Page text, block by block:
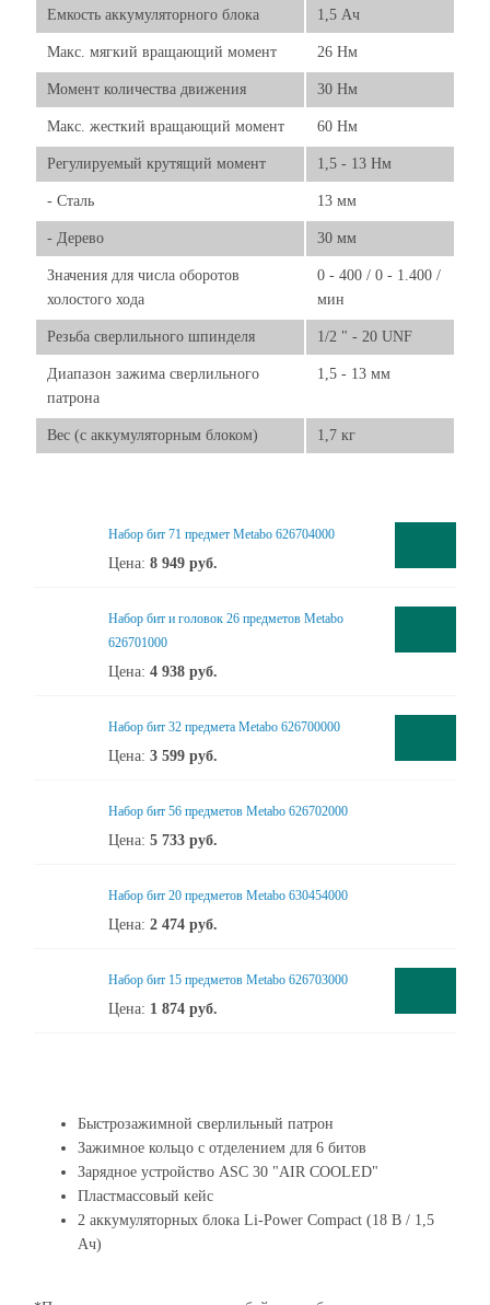
Емкость аккумуляторного блока 1,5 Ач
Макс. мягкий вращающий момент 26 Нм
Момент количества движения 30 Нм
Макс. жесткий вращающий момент 60 Нм
Регулируемый крутящий момент 1,5 - 13 Нм
- Сталь 13 мм
- Дерево 30 мм
Значения для числа оборотов
холостого хода
0 - 400 / 0 - 1.400 /
мин
Резьба сверлильного шпинделя 1/2 " - 20 UNF
Диапазон зажима сверлильного
патрона
1,5 - 13 мм
Вес (с аккумуляторным блоком) 1,7 кг
Набор бит 71 предмет Metabo 626704000
Цена: 8 949 руб.
Набор бит и головок 26 предметов Metabo
626701000
Цена: 4 938 руб.
Набор бит 32 предмета Metabo 626700000
Цена: 3 599 руб.
Набор бит 56 предметов Metabo 626702000
Цена: 5 733 руб.
Набор бит 20 предметов Metabo 630454000
Цена: 2 474 руб.
Набор бит 15 предметов Metabo 626703000
Цена: 1 874 руб.
Быстрозажимной сверлильный патрон
Зажимное кольцо с отделением для 6 битов
Зарядное устройство ASC 30 "AIR COOLED"
Пластмассовый кейс
2 аккумуляторных блока Li-Power Compact (18 В / 1,5
Aч)